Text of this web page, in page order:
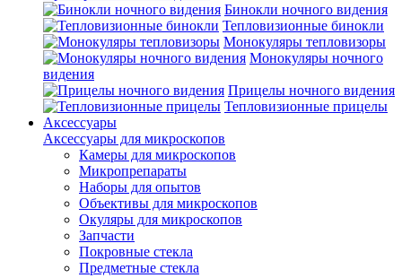
Бинокли ночного видения
Тепловизионные бинокли
Монокуляры тепловизоры
Монокуляры ночного
видения
Прицелы ночного видения
Тепловизионные прицелы
Аксессуары
Аксессуары для микроскопов
Камеры для микроскопов
Микропрепараты
Наборы для опытов
Объективы для микроскопов
Окуляры для микроскопов
Запчасти
Покровные стекла
Предметные стекла